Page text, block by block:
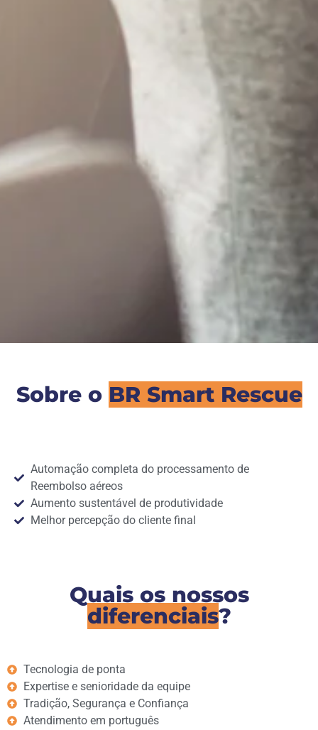
Sobre o BR Smart Rescue
Automação completa do processamento de
Reembolso aéreos
Aumento sustentável de produtividade
Melhor percepção do cliente final
Quais os nossos
diferenciais?
Tecnologia de ponta
Expertise e senioridade da equipe
Tradição, Segurança e Confiança
Atendimento em português